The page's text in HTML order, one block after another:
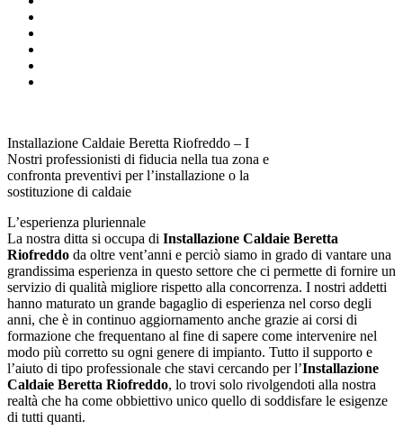
Installazione Caldaie Beretta Riofreddo – I
Nostri professionisti di fiducia nella tua zona e
confronta preventivi per l’installazione o la
sostituzione di caldaie
L’esperienza pluriennale
La nostra ditta si occupa di Installazione Caldaie Beretta
Riofreddo da oltre vent’anni e perciò siamo in grado di vantare una
grandissima esperienza in questo settore che ci permette di fornire un
servizio di qualità migliore rispetto alla concorrenza. I nostri addetti
hanno maturato un grande bagaglio di esperienza nel corso degli
anni, che è in continuo aggiornamento anche grazie ai corsi di
formazione che frequentano al fine di sapere come intervenire nel
modo più corretto su ogni genere di impianto. Tutto il supporto e
l’aiuto di tipo professionale che stavi cercando per l’Installazione
Caldaie Beretta Riofreddo, lo trovi solo rivolgendoti alla nostra
realtà che ha come obbiettivo unico quello di soddisfare le esigenze
di tutti quanti.